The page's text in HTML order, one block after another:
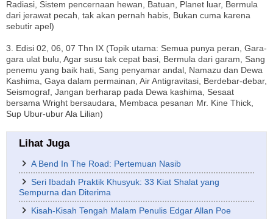
Radiasi, Sistem pencernaan hewan, Batuan, Planet luar, Bermula
dari jerawat pecah, tak akan pernah habis, Bukan cuma karena
sebutir apel)
3. Edisi 02, 06, 07 Thn IX (Topik utama: Semua punya peran, Gara-
gara ulat bulu, Agar susu tak cepat basi, Bermula dari garam, Sang
penemu yang baik hati, Sang penyamar andal, Namazu dan Dewa
Kashima, Gaya dalam permainan, Air Antigravitasi, Berdebar-debar,
Seismograf, Jangan berharap pada Dewa kashima, Sesaat
bersama Wright bersaudara, Membaca pesanan Mr. Kine Thick,
Sup Ubur-ubur Ala Lilian)
Lihat Juga
A Bend In The Road: Pertemuan Nasib
Seri Ibadah Praktik Khusyuk: 33 Kiat Shalat yang
Sempurna dan Diterima
Kisah-Kisah Tengah Malam Penulis Edgar Allan Poe